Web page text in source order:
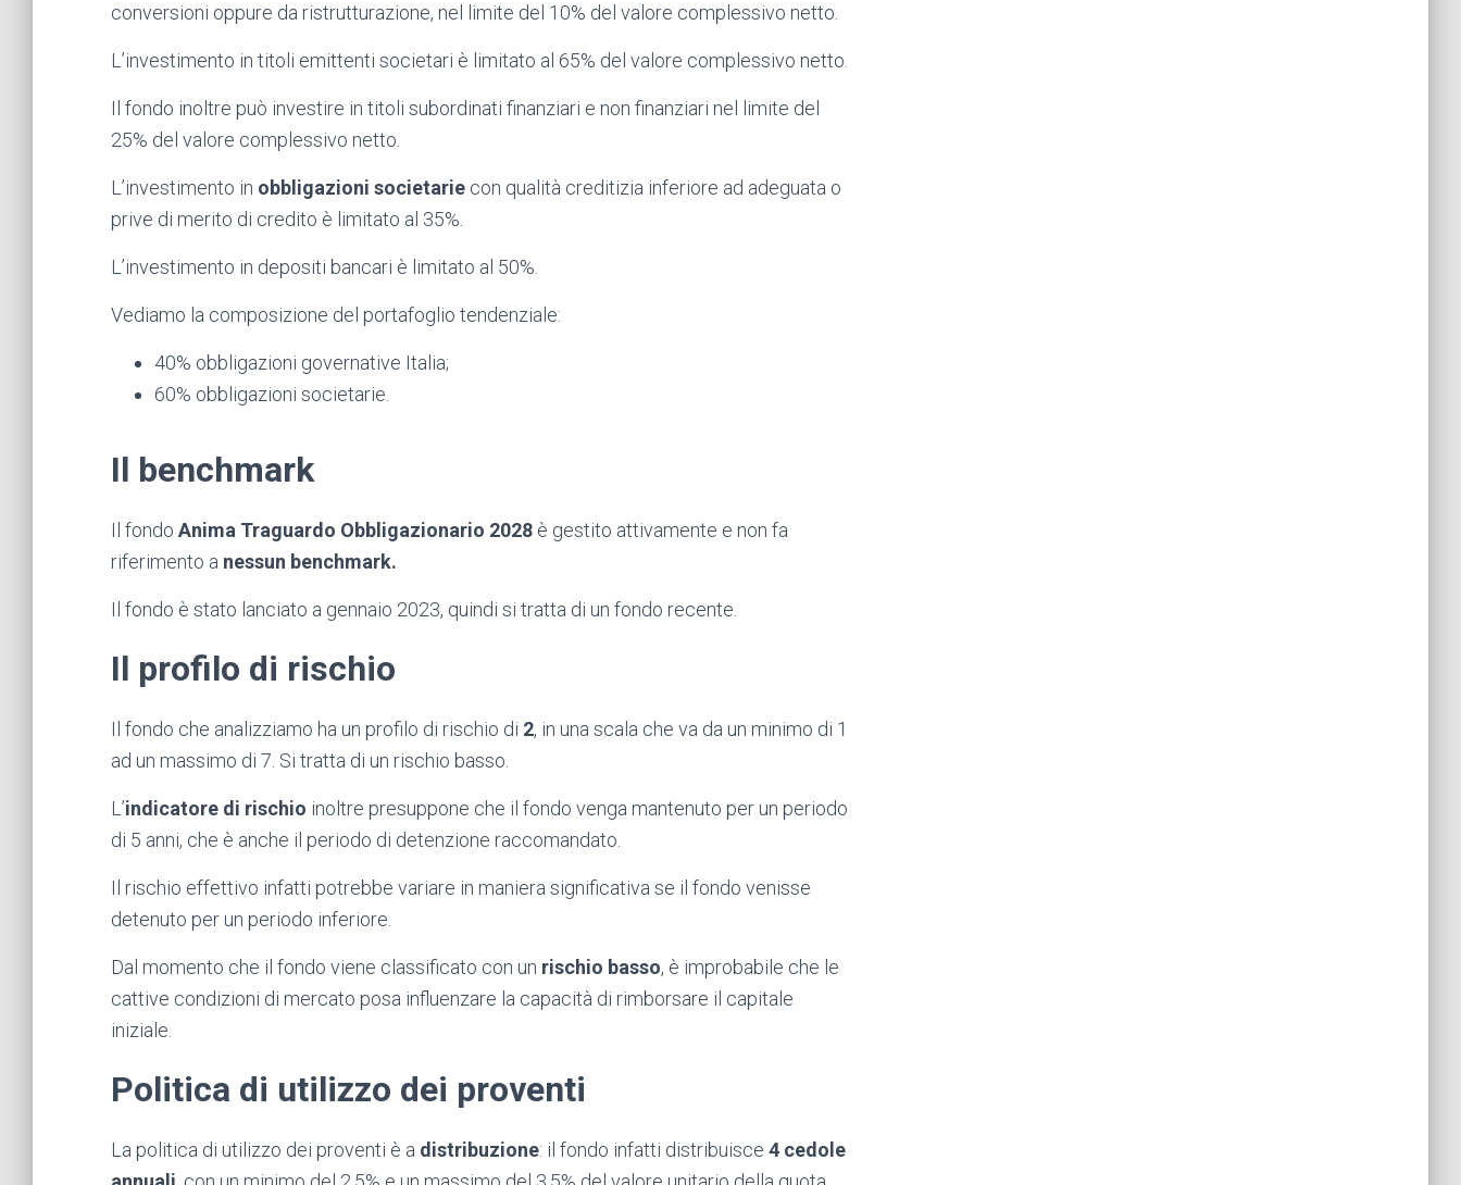
conversioni oppure da ristrutturazione, nel limite del 10% del valore complessivo netto.
L’investimento in titoli emittenti societari è limitato al 65% del valore complessivo netto.
Il fondo inoltre può investire in titoli subordinati finanziari e non finanziari nel limite del
25% del valore complessivo netto.
L’investimento in obbligazioni societarie con qualità creditizia inferiore ad adeguata o
prive di merito di credito è limitato al 35%.
L’investimento in depositi bancari è limitato al 50%.
Vediamo la composizione del portafoglio tendenziale:
40% obbligazioni governative Italia;
60% obbligazioni societarie.
Il benchmark
Il fondo Anima Traguardo Obbligazionario 2028 è gestito attivamente e non fa
riferimento a nessun benchmark.
Il fondo è stato lanciato a gennaio 2023, quindi si tratta di un fondo recente.
Il profilo di rischio
Il fondo che analizziamo ha un profilo di rischio di 2, in una scala che va da un minimo di 1
ad un massimo di 7. Si tratta di un rischio basso.
L’indicatore di rischio inoltre presuppone che il fondo venga mantenuto per un periodo
di 5 anni, che è anche il periodo di detenzione raccomandato.
Il rischio effettivo infatti potrebbe variare in maniera significativa se il fondo venisse
detenuto per un periodo inferiore.
Dal momento che il fondo viene classificato con un rischio basso, è improbabile che le
cattive condizioni di mercato posa influenzare la capacità di rimborsare il capitale
iniziale.
Politica di utilizzo dei proventi
La politica di utilizzo dei proventi è a distribuzione: il fondo infatti distribuisce 4 cedole